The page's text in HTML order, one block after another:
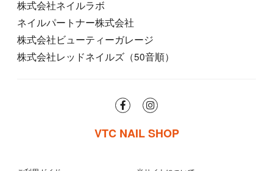
株式会社ネイルラボ
ネイルパートナー株式会社
株式会社ビューティーガレージ
株式会社レッドネイルズ（50音順）
VTC NAIL SHOP